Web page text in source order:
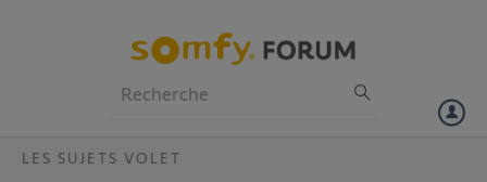
LES SUJETS VOLET